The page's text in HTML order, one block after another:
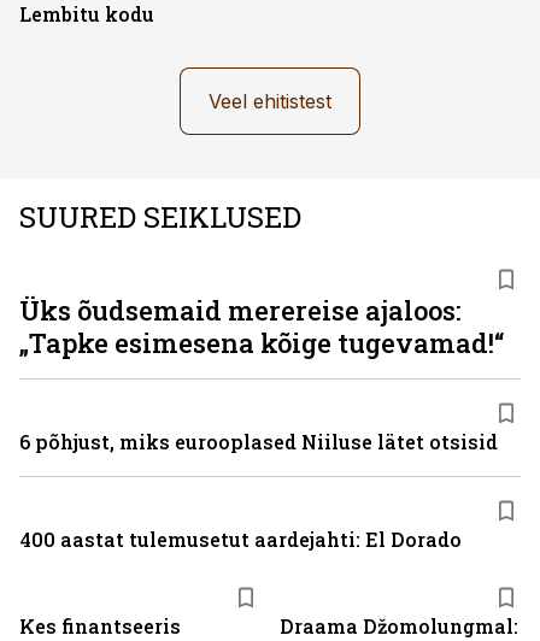
Lembitu kodu
Veel ehitistest
SUURED SEIKLUSED
Kes finantseeris
Draama Džomolungmal:
Üks õudsemaid merereise ajaloos:
„Tapke esimesena kõige tugevamad!“
6 põhjust, miks eurooplased Niiluse lätet otsisid
400 aastat tulemusetut aardejahti: El Dorado